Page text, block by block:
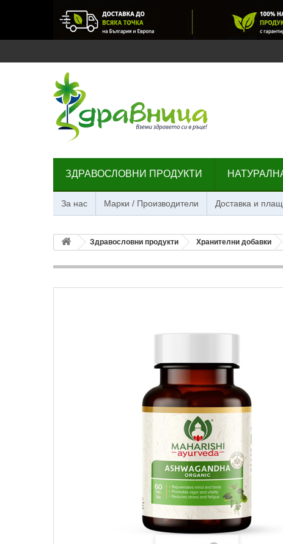
ЗДРАВОСЛОВНИ ПРОДУКТИ
За нас Марки / Производители Доставка и
Здравословни продукти Хранителни добавки